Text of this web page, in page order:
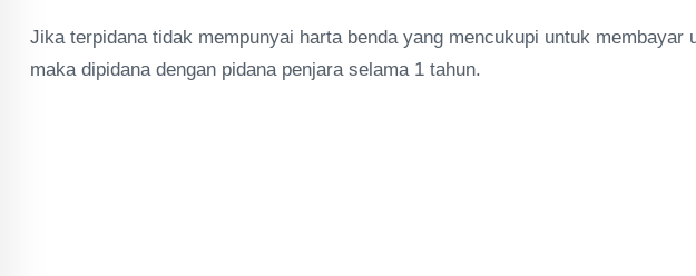
Jika terpidana tidak mempunyai harta benda yang mencukupi untuk membayar
maka dipidana dengan pidana penjara selama 1 tahun.